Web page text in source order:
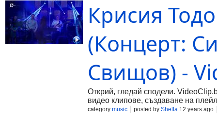
Крисия
(Концерт:
Свищов) -
Открий, гледай сподели.
видео клипове, създаване на
category music posted by Shella 12 years ago